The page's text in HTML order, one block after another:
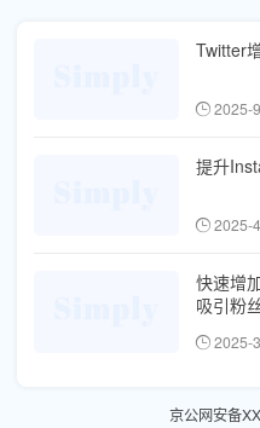
Twitter
2025-
提升
2025-
快速增
吸引粉丝
2025-
京公网安备